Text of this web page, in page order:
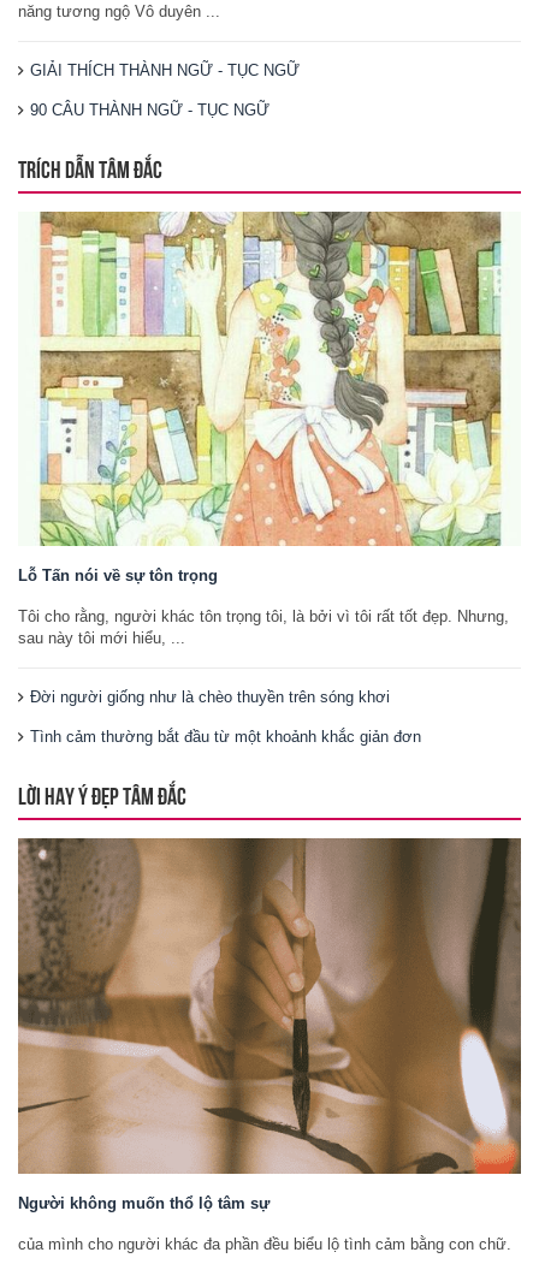
năng tương ngộ Vô duyên ...
GIẢI THÍCH THÀNH NGỮ - TỤC NGỮ
90 CÂU THÀNH NGỮ - TỤC NGỮ
TRÍCH DẪN TÂM ĐẮC
Lỗ Tấn nói về sự tôn trọng
Tôi cho rằng, người khác tôn trọng tôi, là bởi vì tôi rất tốt đẹp. Nhưng,
sau này tôi mới hiểu, ...
Đời người giống như là chèo thuyền trên sóng khơi
Tình cảm thường bắt đầu từ một khoảnh khắc giản đơn
LỜI HAY Ý ĐẸP TÂM ĐẮC
Người không muốn thổ lộ tâm sự
của mình cho người khác đa phần đều biểu lộ tình cảm bằng con chữ.